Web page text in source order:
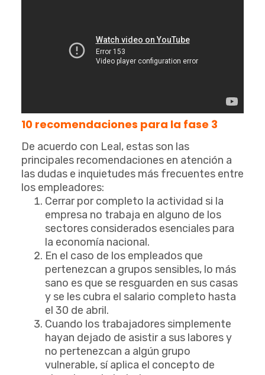
10 recomendaciones para la fase 3
De acuerdo con Leal, estas son las
principales recomendaciones en atención a
las dudas e inquietudes más frecuentes entre
los empleadores:
Cerrar por completo la actividad si la
empresa no trabaja en alguno de los
sectores considerados esenciales para
la economía nacional.
En el caso de los empleados que
pertenezcan a grupos sensibles, lo más
sano es que se resguarden en sus casas
y se les cubra el salario completo hasta
el 30 de abril.
Cuando los trabajadores simplemente
hayan dejado de asistir a sus labores y
no pertenezcan a algún grupo
vulnerable, sí aplica el concepto de